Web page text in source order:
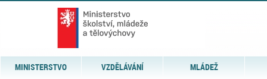
MINISTERSTVO VZDĚLÁVÁNÍ MLÁDEŽ